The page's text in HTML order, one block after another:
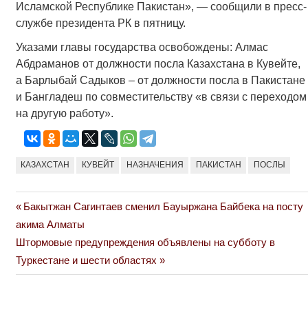
Исламской Республике Пакистан», — сообщили в пресс-
службе президента РК в пятницу.
Указами главы государства освобождены: Алмас
Абдраманов от должности посла Казахстана в Кувейте,
а Барлыбай Садыков – от должности посла в Пакистане
и Бангладеш по совместительству «в связи с переходом
на другую работу».
КАЗАХСТАН КУВЕЙТ НАЗНАЧЕНИЯ ПАКИСТАН ПОСЛЫ
Навигация
по
записям
Previous
Post:
Бакытжан Сагинтаев сменил Бауыржана Байбека на посту
акима Алматы
Next
Post:
Штормовые предупреждения объявлены на субботу в
Туркестане и шести областях